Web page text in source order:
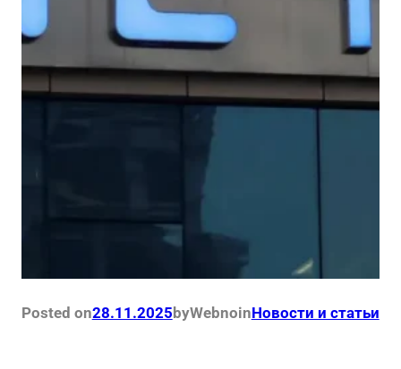
Posted on28.11.2025 byWebnoinНовости и статьи